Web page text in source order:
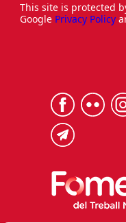
This site is protected
Google Privacy Policy